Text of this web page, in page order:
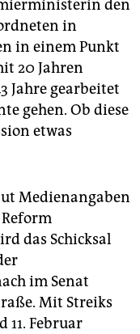
den
in
in einem Punkt
20 Jahren
Jahre gearbeitet
gehen. Ob diese
etwas
Medienangaben
das Schicksal
im Senat
Mit Streiks
11. Februar